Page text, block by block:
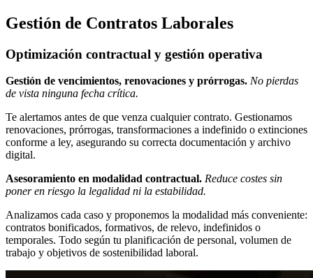
Gestión de Contratos Laborales
Optimización contractual y gestión operativa
Gestión de vencimientos, renovaciones y prórrogas. No pierdas
de vista ninguna fecha crítica.
Te alertamos antes de que venza cualquier contrato. Gestionamos
renovaciones, prórrogas, transformaciones a indefinido o extinciones
conforme a ley, asegurando su correcta documentación y archivo
digital.
Asesoramiento en modalidad contractual. Reduce costes sin
poner en riesgo la legalidad ni la estabilidad.
Analizamos cada caso y proponemos la modalidad más conveniente:
contratos bonificados, formativos, de relevo, indefinidos o
temporales. Todo según tu planificación de personal, volumen de
trabajo y objetivos de sostenibilidad laboral.